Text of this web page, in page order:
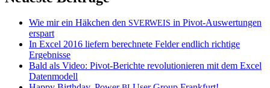
Wie mir ein Häkchen den SVERWEIS in Pivot-Auswertungen
erspart
In Excel 2016 liefern berechnete Felder endlich richtige
Ergebnisse
Bald als Video: Pivot-Berichte revolutionieren mit dem Excel
Datenmodell